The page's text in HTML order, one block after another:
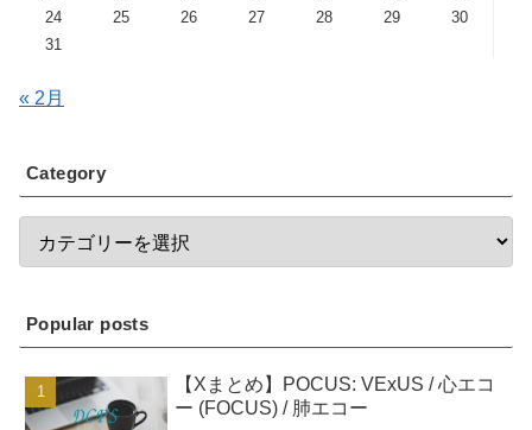
24
25 26 27 28 29
30
31
« 2月
Category
Popular posts
【Xまとめ】POCUS: VExUS / 心エコ
ー (FOCUS) / 肺エコー